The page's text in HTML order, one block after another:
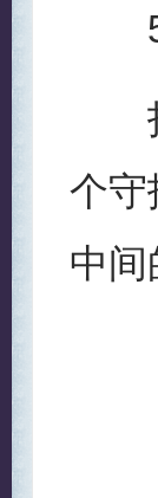
5-
打
个守
中间